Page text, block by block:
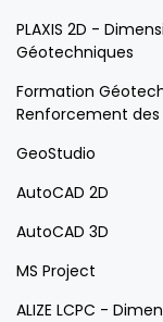
PLAXIS 2D -
Géotechniques
Formation
Renforcement des
GeoStudio
AutoCAD 2D
AutoCAD 3D
MS Project
ALIZE LCPC -